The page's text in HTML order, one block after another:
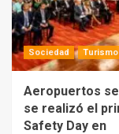
Sociedad Turismo
Aeropuertos
se realizó el
Safety Day en